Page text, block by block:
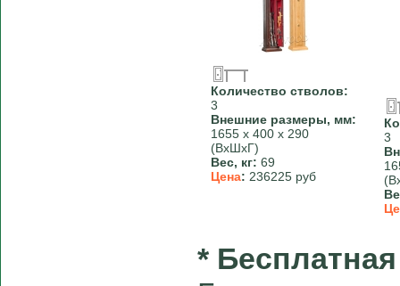
Количество стволов:
3
Внешние размеры, мм:
1655 х 400 х 290
(ВхШхГ)
Вес, кг: 69
Цена: 236225 руб
3
*